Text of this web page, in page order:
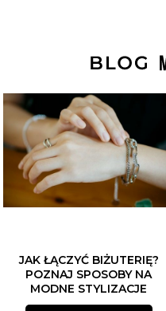
JAK ŁĄCZYĆ BIŻUTERIĘ?
POZNAJ SPOSOBY NA
MODNE STYLIZACJE